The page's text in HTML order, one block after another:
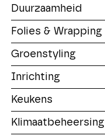
Duurzaamheid
Folies & Wrapping
Groenstyling
Inrichting
Keukens
Klimaatbeheersing